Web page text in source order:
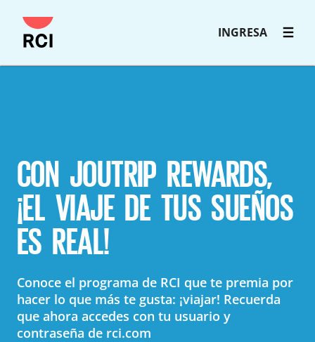
INGRESA
CON JOUTRIP REWARDS,
¡EL VIAJE DE TUS SUEÑOS
ES REAL!
Conoce el programa de RCI que te premia por
hacer lo que más te gusta: ¡viajar! Recuerda
que ahora accedes con tu usuario y
contraseña de rci.com